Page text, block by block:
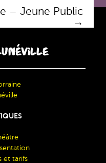
– Jeune Public
→
et tarifs